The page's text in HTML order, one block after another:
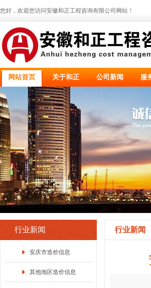
您好，欢迎您访问安徽和正工程咨询有限公司网站！
网站首页 关于和正 公司新闻 服
行业新闻
安庆市造价信息
其他地区造价信息
行业新闻